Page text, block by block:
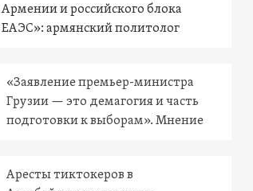
Армении и российского блока
ЕАЭС»: армянский политолог
«Заявление премьер-министра
Грузии — это демагогия и часть
подготовки к выборам». Мнение
Аресты тиктокеров в